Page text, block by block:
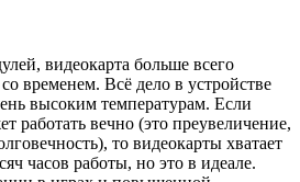
видеокарта больше всего
временем. Всё дело в устройстве
высоким температурам. Если
работать вечно (это преувеличение,
то видеокарты хватает
часов работы, но это в идеале.